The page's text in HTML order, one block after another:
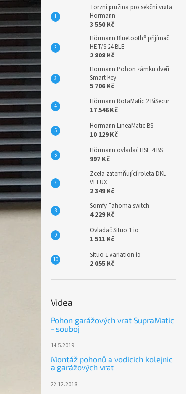
Torzní pružina pro sekční vrata
Hörmann
3 550 Kč
Hörmann Bluetooth® přijímač
HET/S 24 BLE
2 808 Kč
Hormann Pohon zámku dveří
Smart Key
5 706 Kč
Hörmann RotaMatic 2 BiSecur
17 546 Kč
Hörmann LineaMatic BS
10 129 Kč
Hörmann ovladač HSE 4 BS
997 Kč
Zcela zatemňující roleta DKL
VELUX
2 349 Kč
Somfy Tahoma switch
4 229 Kč
Ovladač Situo 1 io
1 511 Kč
Situo 1 Variation io
2 055 Kč
Videa
Pohon garážových vrat SupraMatic
- souboj
14.5.2019
Montáž pohonů a vodících kolejnic
a garážových vrat
22.12.2018